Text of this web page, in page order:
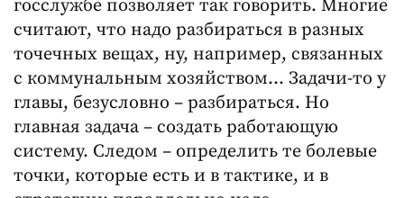
госслужбе позволяет так говорить. Многие
считают, что надо разбираться в разных
точечных вещах, ну, например, связанных
с коммунальным хозяйством… Задачи-то у
главы, безусловно – разбираться. Но
главная задача – создать работающую
систему. Следом – определить те болевые
точки, которые есть и в тактике, и в